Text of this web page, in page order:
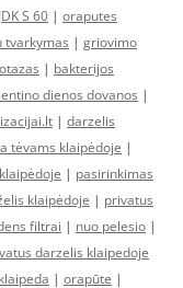
S 60 | oraputes
tvarkymas | griovimo
| bakterijos
dienos dovanos |
| darzelis
tėvams klaipėdoje |
| pasirinkimas
klaipėdoje | privatus
filtrai | nuo pelesio |
darzelis klaipedoje
| orapūte |